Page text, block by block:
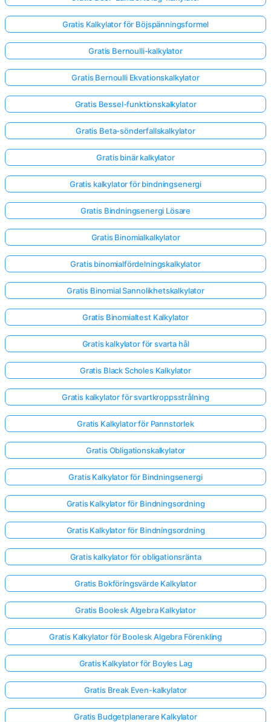
Gratis Kalkylator för Böjspänningsformel
Gratis Bernoulli-kalkylator
Gratis Bernoulli Ekvationskalkylator
Gratis Bessel-funktionskalkylator
Gratis Beta-sönderfallskalkylator
Gratis binär kalkylator
Gratis kalkylator för bindningsenergi
Gratis Bindningsenergi Lösare
Gratis Binomialkalkylator
Gratis binomialfördelningskalkylator
Gratis Binomial Sannolikhetskalkylator
Gratis Binomialtest Kalkylator
Gratis kalkylator för svarta hål
Gratis Black Scholes Kalkylator
Gratis kalkylator för svartkroppsstrålning
Gratis Kalkylator för Pannstorlek
Gratis Obligationskalkylator
Gratis Kalkylator för Bindningsenergi
Gratis Kalkylator för Bindningsordning
Gratis Kalkylator för Bindningsordning
Gratis kalkylator för obligationsränta
Gratis Bokföringsvärde Kalkylator
Gratis Boolesk Algebra Kalkylator
Gratis Kalkylator för Boolesk Algebra Förenkling
Gratis Kalkylator för Boyles Lag
Gratis Break Even-kalkylator
Gratis Budgetplanerare Kalkylator